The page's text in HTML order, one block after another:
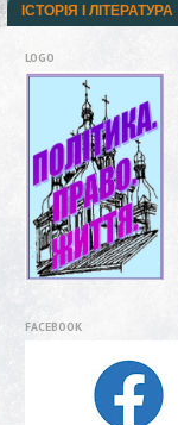
ІСТОРІЯ І ЛІТЕРАТУРА
LOGO
FACEBOOK